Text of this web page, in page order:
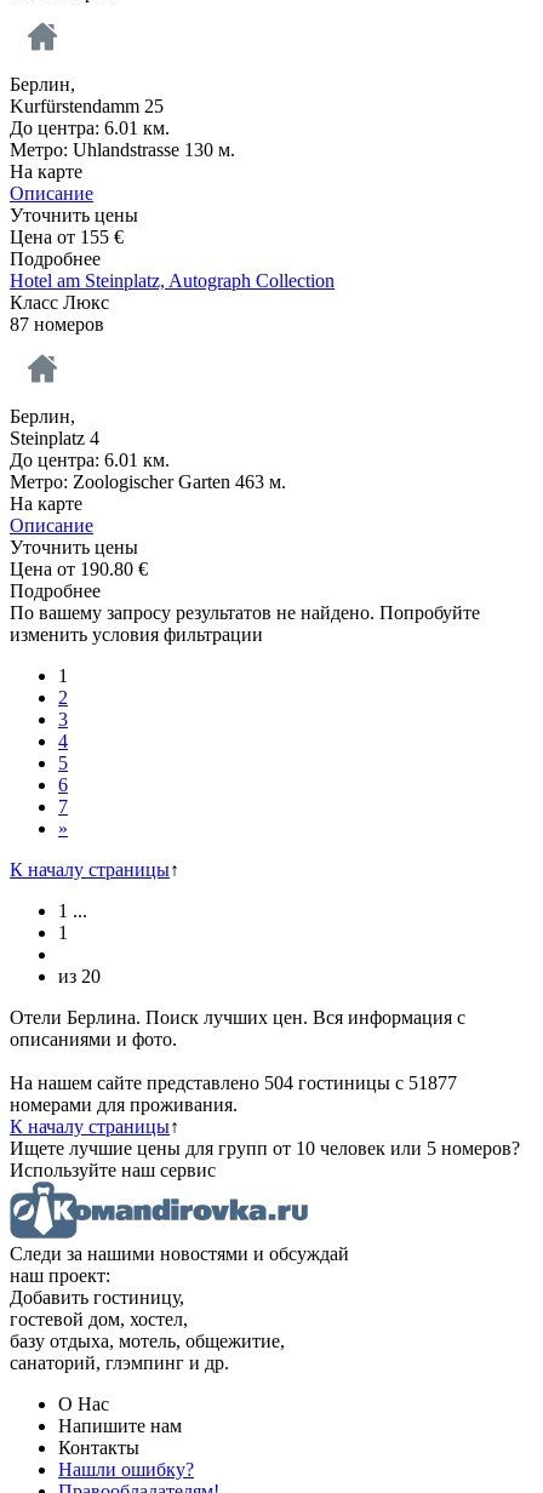
Берлин,
Kurfürstendamm 25
До центра: 6.01 км.
Метро: Uhlandstrasse 130 м.
На карте
Описание
Уточнить цены
Цена от 155 €
Подробнее
Hotel am Steinplatz, Autograph Collection
Класс Люкс
87 номеров
Берлин,
Steinplatz 4
До центра: 6.01 км.
Метро: Zoologischer Garten 463 м.
На карте
Описание
Уточнить цены
Цена от 190.80 €
Подробнее
По вашему запросу результатов не найдено. Попробуйте
изменить условия фильтрации
1
2
3
4
5
6
7
»
К началу страницы↑
1 ...
1
из 20
Отели Берлина. Поиск лучших цен. Вся информация с
описаниями и фото.
На нашем сайте представлено 504 гостиницы с 51877
номерами для проживания.
К началу страницы↑
Ищете лучшие цены для групп от 10 человек или 5 номеров?
Используйте наш сервис
Следи за нашими новостями и обсуждай
наш проект:
Добавить гостиницу,
гостевой дом, хостел,
базу отдыха, мотель, общежитие,
санаторий, глэмпинг и др.
О Нас
Напишите нам
Контакты
Нашли ошибку?